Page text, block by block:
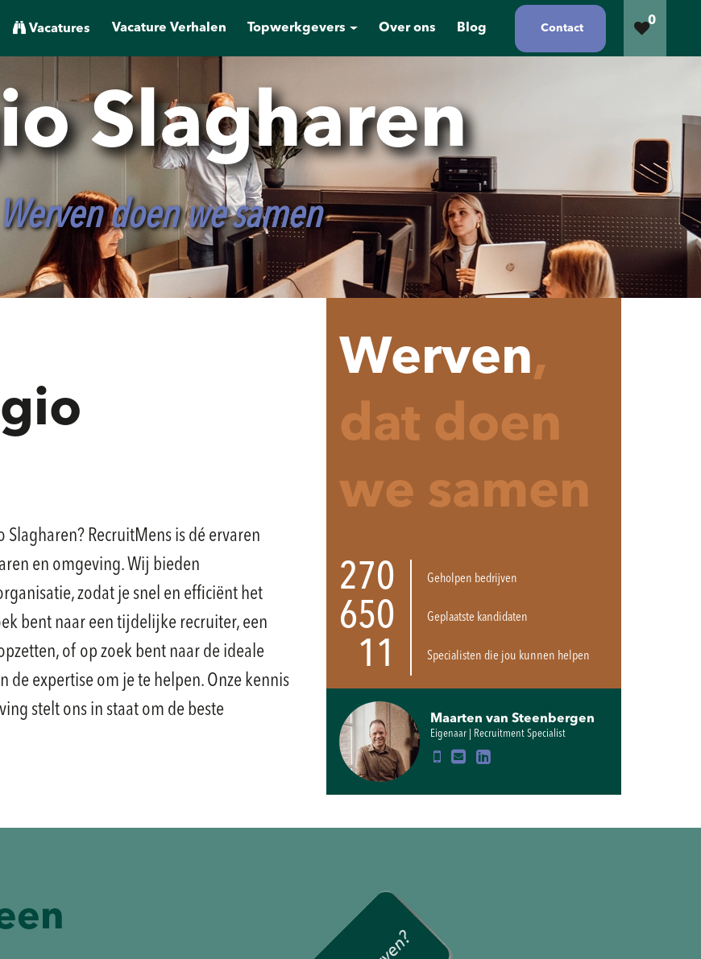
Vacatures Vacature Verhalen Topwerkgevers Over ons Blog Contact
0
Slagharen
Werven doen we samen
RecruitMens is dé ervaren
en omgeving. Wij bieden
zodat je snel en efficiënt het
bent naar een tijdelijke recruiter, een
of op zoek bent naar de ideale
de expertise om je te helpen. Onze kennis
stelt ons in staat om de beste
Werven,
dat doen
we samen
270 Geholpen bedrijven
650 Geplaatste kandidaten
11 Specialisten die jou kunnen helpen
Maarten van Steenbergen
Eigenaar | Recruitment Specialist